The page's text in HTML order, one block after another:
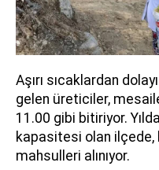
Aşırı sıcaklardan
gelen üreticiler,
11.00 gibi bitiriyor.
kapasitesi olan ilçede,
mahsulleri alınıyor.